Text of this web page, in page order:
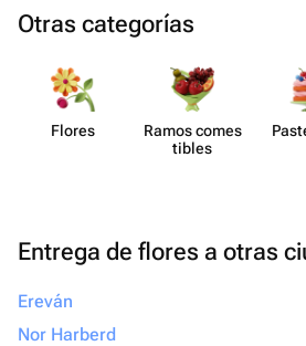
Otras categorías
Flores
Ramos comes​
tibles
Entrega de flores a otras
Ereván
Nor Harberd